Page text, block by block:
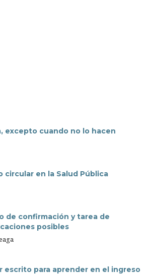
excepto cuando no lo hacen
circular en la Salud Pública
de confirmación y tarea de
posibles
escrito para aprender en el ingreso